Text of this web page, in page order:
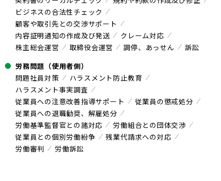
ビジネスの合法性チェック
顧客や取引先との交渉サポート
内容証明通知の作成及び発送
クレーム対応
株主総会運営
取締役会運営 調停、あっせん
訴訟
労務問題（使用者側）
問題社員対策
ハラスメント防止教育
ハラスメント事実調査
従業員への注意改善指導サポート
従業員の懲戒処分
従業員への退職勧奨、解雇処分
労働基準監督官との諸対応
労働組合との団体交渉
従業員との個別労働紛争
残業代請求への対応
労働審判
労働訴訟